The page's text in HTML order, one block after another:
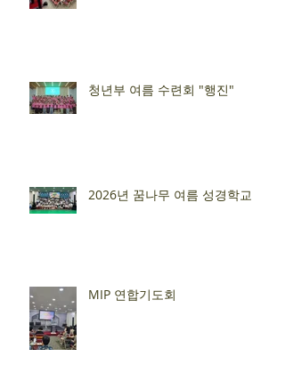
청년부 여름 수련회 "행진"
2026년 꿈나무 여름 성경학교
MIP 연합기도회